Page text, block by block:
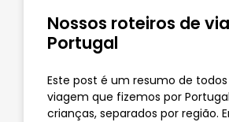
Nossos roteiros de
Portugal
Este post é um resumo de
viagem que fizemos por
crianças, separados por região.